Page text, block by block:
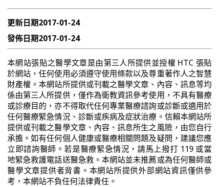
更新日期2017-01-24
發佈日期2017-01-24
本網站張貼之醫學文章是由第三人所提供並授權 HTC 張貼
於網站，任何使用必須遵守使用條款以及尊重著作人之智慧
財產權。本網站所提供或刊載之醫學文章、內容、訊息等均
係由第三人所提供，僅作為衛教資訊參考使用，不具有醫療
或診療目的，亦不得取代任何專業醫療諮詢或診斷或適用於
任何醫療緊急情況、診斷或疾病及症狀治療。信賴本網站所
提供或刊載之醫學文章、內容、訊息所生之風險，由您自行
承擔。如有任何個人健康或醫療相關問題及疑問，建議您應
立即諮詢醫師。若是醫療緊急情況，請馬上撥打 119 或當
地緊急救護電話送醫急救。本網站並未推薦或為任何醫師或
醫學文章提供者背書。本網站所提供外部網站資訊僅供參
考，本網站不負任何法律責任。